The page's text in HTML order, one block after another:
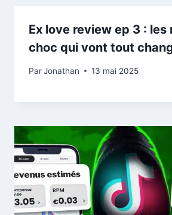
Ex love review ep 3 :
choc qui vont tout
ParJonathan 13 mai 2025